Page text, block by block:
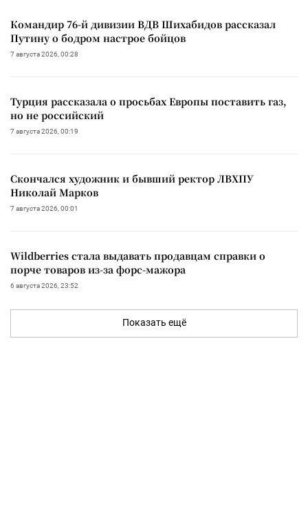
Командир 76-й дивизии ВДВ Шихабидов рассказал
Путину о бодром настрое бойцов
7 августа 2026, 00:28
Турция рассказала о просьбах Европы поставить газ,
но не российский
7 августа 2026, 00:19
Скончался художник и бывший ректор ЛВХПУ
Николай Марков
7 августа 2026, 00:01
Wildberries стала выдавать продавцам справки о
порче товаров из-за форс-мажора
6 августа 2026, 23:52
Показать ещё